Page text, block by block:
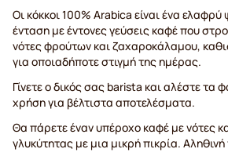
Οι κόκκοι 100% Arabica είναι ένα ελαφρύ
ένταση με έντονες γεύσεις καφέ που
νότες φρούτων και ζαχαροκάλαμου,
για οποιαδήποτε στιγμή της ημέρας.
Γίνετε ο δικός σας barista και αλέστε τα
χρήση για βέλτιστα αποτελέσματα.
Θα πάρετε έναν υπέροχο καφέ με νότες
γλυκύτητας με μια μικρή πικρία.